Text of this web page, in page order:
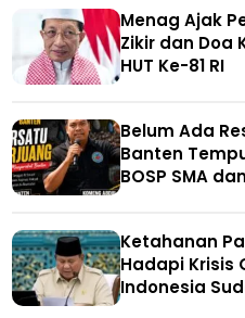
Menag Ajak
Zikir dan Doa
HUT Ke-81 RI
Belum Ada
Banten
BOSP SMA
Ketahanan
Hadapi Krisis
Indonesia